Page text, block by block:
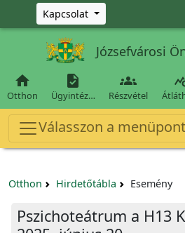
Ugrás a fő tartalomra
Kapcsolat
Józsefvárosi

Otthon

Ügyintéz…

Részvétel
Válasszon a
Otthon Hirdetőtábla Esemény
Pszichoteátrum a H13